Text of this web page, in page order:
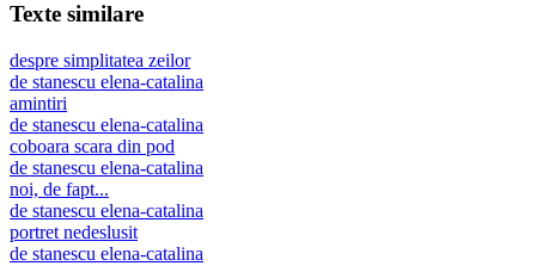
Texte similare
despre simplitatea zeilor
de stanescu elena-catalina
amintiri
de stanescu elena-catalina
coboara scara din pod
de stanescu elena-catalina
noi, de fapt...
de stanescu elena-catalina
portret nedeslusit
de stanescu elena-catalina